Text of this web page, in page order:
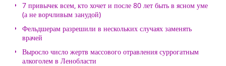
7 привычек всем, кто хочет и после 80 лет быть в ясном уме
(а не ворчливым занудой)
Фельдшерам разрешили в нескольких случаях заменять
врачей
Выросло число жертв массового отравления суррогатным
алкоголем в Ленобласти